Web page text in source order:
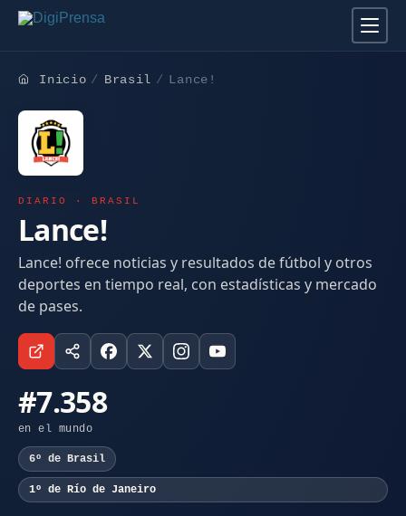
Inicio Brasil Lance!
DIARIO · BRASIL
Lance!
Lance! ofrece noticias y resultados de fútbol y otros
deportes en tiempo real, con estadísticas y mercado
de pases.
#7.358
en el mundo
6º de Brasil
1º de Río de Janeiro